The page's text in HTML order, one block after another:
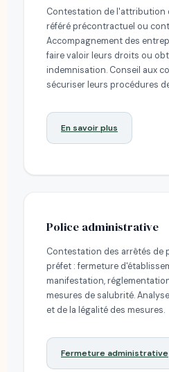
Contestation de l'attribution
référé précontractuel ou
Accompagnement des
faire valoir leurs droits ou
indemnisation. Conseil aux
sécuriser leurs procédures
En savoir plus
Police administrative
Contestation des arrêtés de
préfet : fermeture
manifestation,
mesures de salubrité.
et de la légalité des mesures.
Fermeture administrative